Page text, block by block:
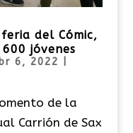
del Cómic,
jóvenes
6, 2022
de la
Carrión de Sax